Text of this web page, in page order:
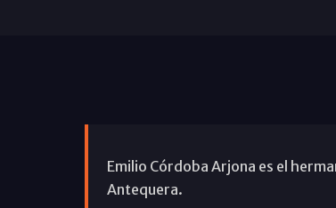
Emilio Córdoba Arjona es el
Antequera.